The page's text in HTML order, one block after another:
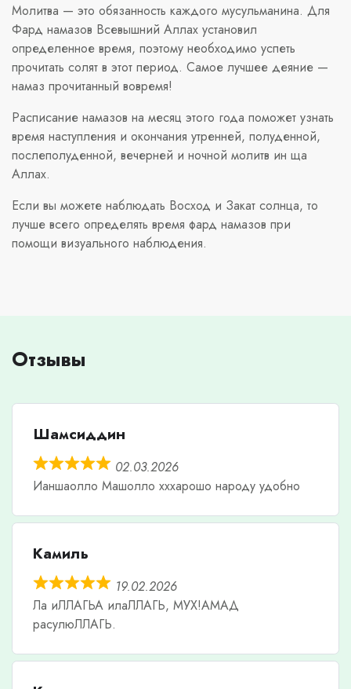
Молитва — это обязанность каждого мусульманина. Для
Фард намазов Всевышний Аллах установил
определенное время, поэтому необходимо успеть
прочитать солят в этот период. Самое лучшее деяние —
намаз прочитанный вовремя!
Расписание намазов на месяц этого года поможет узнать
время наступления и окончания утренней, полуденной,
послеполуденной, вечерней и ночной молитв ин ща
Аллах.
Если вы можете наблюдать Восход и Закат солнца, то
лучше всего определять время фард намазов при
помощи визуального наблюдения.
Отзывы
Шамсиддин
02.03.2026
Ианшаолло Машолло хххарошо народу удобно
Камиль
19.02.2026
Ла иЛЛАГЬА илаЛЛАГЬ, МУХ!АМАД
расулюЛЛАГЬ.